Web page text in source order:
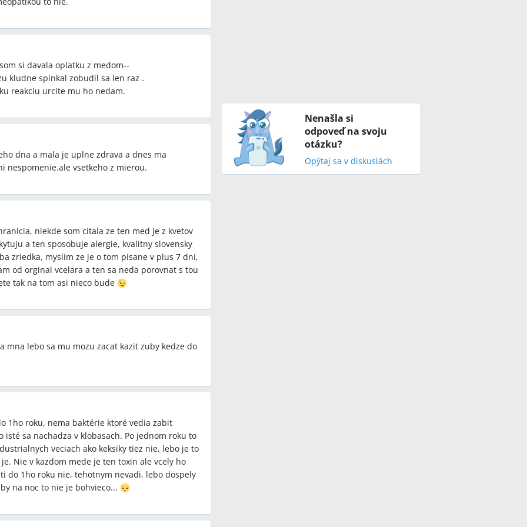
si davala oplatku z medom--
kludne spinkal zobudil sa len raz .
reakciu urcite mu ho nedam.
dna a mala je uplne zdrava a dnes ma
nespomenie.ale vsetkeho z mierou.
niekde som citala ze ten med je z kvetov
a ten sposobuje alergie, kvalitny slovensky
zriedka, myslim ze je o tom pisane v plus 7 dni,
od orginal vcelara a ten sa neda porovnat s tou
tak na tom asi nieco bude
lebo sa mu mozu zacat kazit zuby kedze do
1ho roku, nema baktérie ktoré vedia zabit
sa nachadza v klobasach. Po jednom roku to
veciach ako keksiky tiez nie, lebo je to
Nie v kazdom mede je ten toxin ale vcely ho
do 1ho roku nie, tehotnym nevadi, lebo dospely
na noc to nie je bohvieco...
Nenašla si
odpoveď na svoju
otázku?
Opýtaj sa v diskusiách